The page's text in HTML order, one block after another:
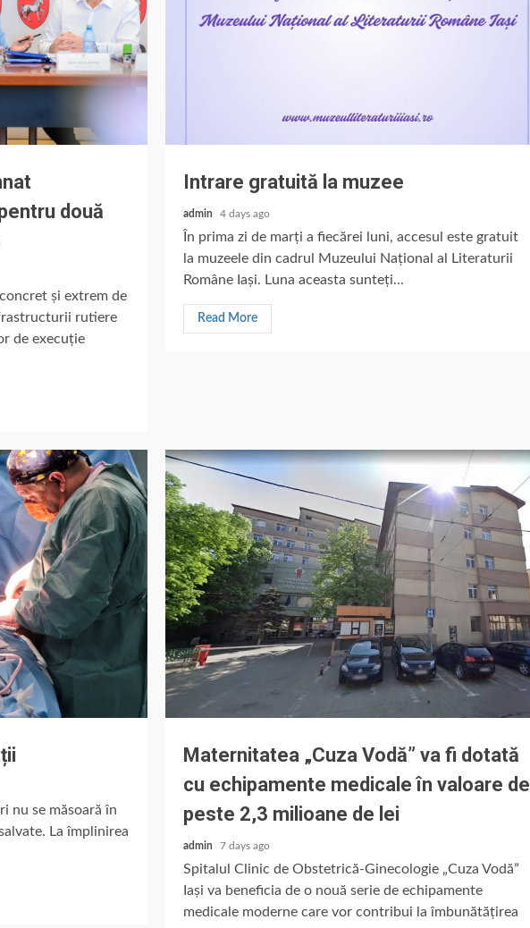
două
și extrem de
rutiere
de execuție
Intrare gratuită la muzee
admin 4 days ago
În prima zi de marți a fiecărei luni, accesul este gratuit
la muzeele din cadrul Muzeului Național al Literaturii
Române Iași. Luna aceasta sunteți...
Read More
nu se măsoară în
La împlinirea
Maternitatea „Cuza Vodă” va fi dotată
cu echipamente medicale în valoare de
peste 2,3 milioane de lei
admin 7 days ago
Spitalul Clinic de Obstetrică-Ginecologie „Cuza Vodă”
Iași va beneficia de o nouă serie de echipamente
medicale moderne care vor contribui la îmbunătățirea